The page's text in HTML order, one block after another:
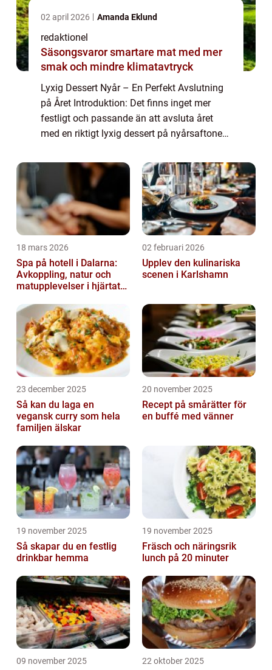
02 april 2026 Amanda Eklund
redaktionel
Säsongsvaror smartare mat med mer
smak och mindre klimatavtryck
Lyxig Dessert Nyår – En Perfekt Avslutning
på Året Introduktion: Det finns inget mer
festligt och passande än att avsluta året
med en riktigt lyxig dessert på nyårsaftonen.
ting i livet. En lyxig ...
18 mars 2026
Spa på hotell i Dalarna:
Avkoppling, natur och
matupplevelser i hjärtat
02 februari 2026
Upplev den kulinariska
scenen i Karlshamn
23 december 2025
Så kan du laga en
vegansk curry som hela
familjen älskar
20 november 2025
Recept på smårätter för
en buffé med vänner
19 november 2025
Så skapar du en festlig
drinkbar hemma
19 november 2025
Fräsch och näringsrik
lunch på 20 minuter
09 november 2025 22 oktober 2025